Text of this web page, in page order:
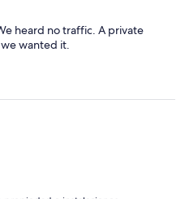
heard no traffic. A private
wanted it.